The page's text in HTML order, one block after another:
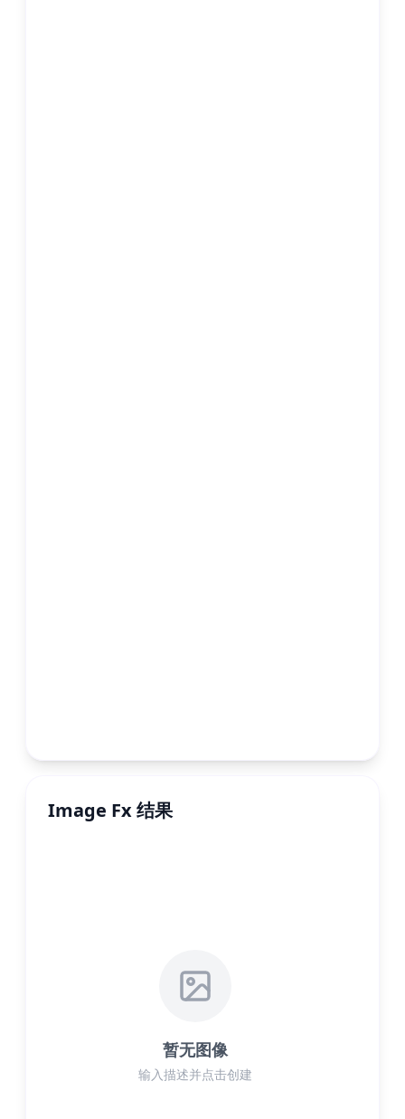
Image Fx 结果
暂无图像
输入描述并点击创建